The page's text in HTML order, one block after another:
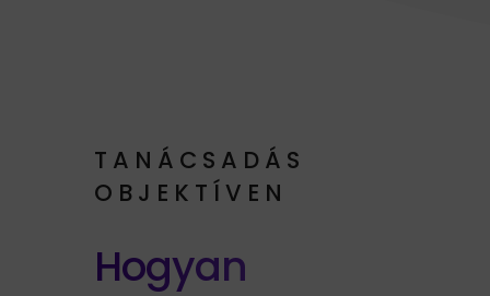
TANÁCSADÁS
OBJEKTÍVEN
Hogyan